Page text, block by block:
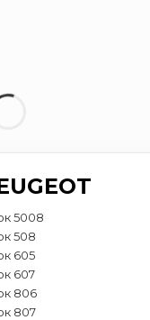
5008
508
605
607
806
807